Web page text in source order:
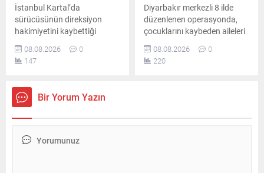
İstanbul Kartal’da
sürücüsünün direksiyon
hakimiyetini kaybettiği
otomobilin park halindeki üç
araca çarpmasıyla meydana
gelen kazada iki kişi
hastaneye kaldırılırken polis
inceleme başlattı.
08.08.2026
0
147
Diyarbakır merkezli 8 ilde
düzenlenen operasyonda,
çocuklarını kaybeden aileleri
tehdit ve şantajla hedef
aldığı belirlenen 10 şüpheli
yakalandı. Şüphelilerden 2’si
08.08.2026
0
220
Bir Yorum Yazın